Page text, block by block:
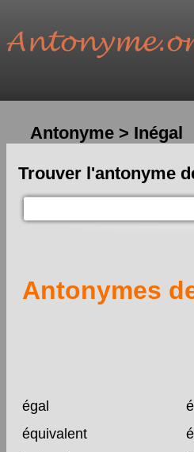
Antonyme > Inégal
Trouver l'antonyme
Antonymes
égal
équivalent